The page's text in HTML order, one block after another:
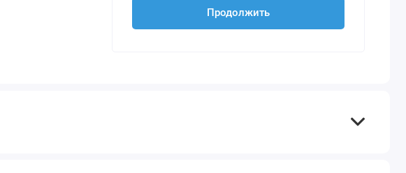
Продолжить